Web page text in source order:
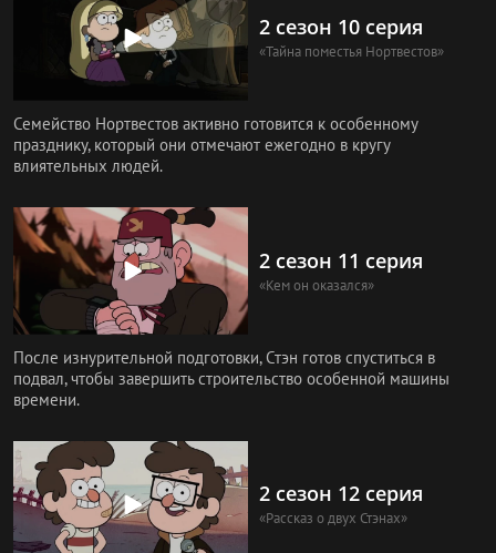
2 сезон 10 серия
«Тайна поместья Нортвестов»
Семейство Нортвестов активно готовится к особенному
празднику, который они отмечают ежегодно в кругу
влиятельных людей.
2 сезон 11 серия
«Кем он оказался»
После изнурительной подготовки, Стэн готов спуститься в
подвал, чтобы завершить строительство особенной машины
времени.
2 сезон 12 серия
«Рассказ о двух Стэнах»